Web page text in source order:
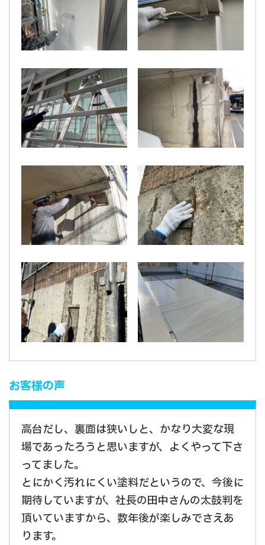
お客様の声
高台だし、裏面は狭いしと、かなり大変な現
場であったろうと思いますが、よくやって下さ
ってました。
とにかく汚れにくい塗料だというので、今後に
期待していますが、社長の田中さんの太鼓判を
頂いていますから、数年後が楽しみでさえあ
ります。